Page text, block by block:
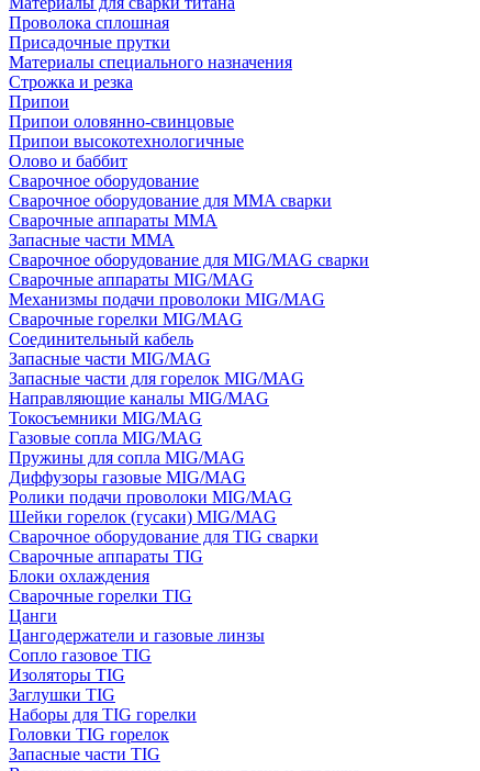
Проволока сплошная
Присадочные прутки
Материалы специального назначения
Строжка и резка
Припои
Припои оловянно-свинцовые
Припои высокотехнологичные
Олово и баббит
Сварочное оборудование
Сварочное оборудование для MMA сварки
Сварочные аппараты MMA
Запасные части MMA
Сварочное оборудование для MIG/MAG сварки
Сварочные аппараты MIG/MAG
Механизмы подачи проволоки MIG/MAG
Сварочные горелки MIG/MAG
Соединительный кабель
Запасные части MIG/MAG
Запасные части для горелок MIG/MAG
Направляющие каналы MIG/MAG
Токосъемники MIG/MAG
Газовые сопла MIG/MAG
Пружины для сопла MIG/MAG
Диффузоры газовые MIG/MAG
Ролики подачи проволоки MIG/MAG
Шейки горелок (гусаки) MIG/MAG
Сварочное оборудование для TIG сварки
Сварочные аппараты TIG
Блоки охлаждения
Сварочные горелки TIG
Цанги
Цангодержатели и газовые линзы
Сопло газовое TIG
Изоляторы TIG
Заглушки TIG
Наборы для TIG горелки
Головки TIG горелок
Запасные части TIG